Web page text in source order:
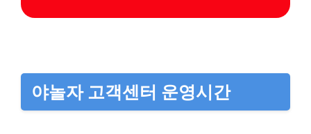
야놀자 고객센터 운영시간